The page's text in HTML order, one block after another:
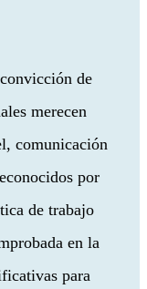
de
merecen
comunicación
por
de trabajo
en la
para